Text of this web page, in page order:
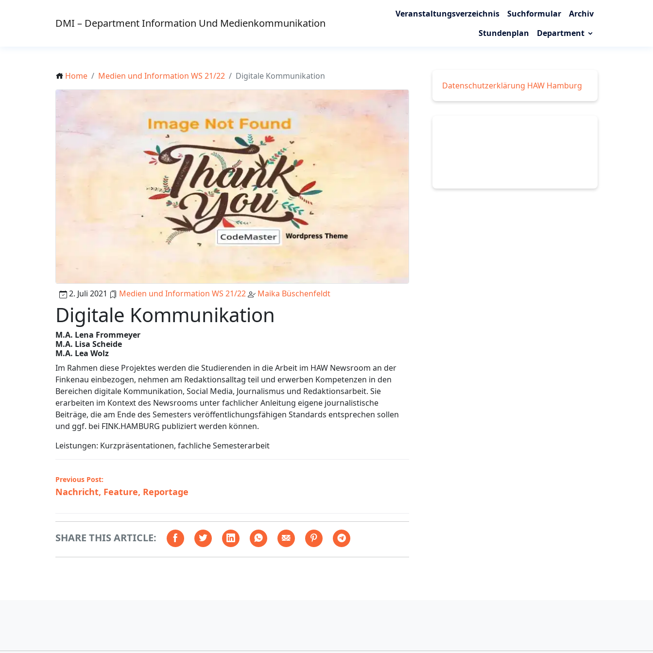
content
DMI – Department Information Und Medienkommunikation
Veranstaltungsverzeichnis Suchformular
Archiv
Stundenplan
Department
Home Medien und Information WS 21/22 Digitale Kommunikation
2. Juli 2021 Medien und Information WS 21/22 Maika Büschenfeldt
Digitale Kommunikation
M.A. Lena Frommeyer
M.A. Lisa Scheide
M.A. Lea Wolz
Im Rahmen diese Projektes werden die Studierenden in die Arbeit im HAW Newsroom an der
Finkenau einbezogen, nehmen am Redaktionsalltag teil und erwerben Kompetenzen in den
Bereichen digitale Kommunikation, Social Media, Journalismus und Redaktionsarbeit. Sie
erarbeiten im Kontext des Newsrooms unter fachlicher Anleitung eigene journalistische
Beiträge, die am Ende des Semesters veröffentlichungsfähigen Standards entsprechen sollen
und ggf. bei FINK.HAMBURG publiziert werden können.
Leistungen: Kurzpräsentationen, fachliche Semesterarbeit
Beitrags-
Navigation
Previous Post:
Nachricht, Feature, Reportage
SHARE THIS ARTICLE:
Datenschutzerklärung HAW Hamburg